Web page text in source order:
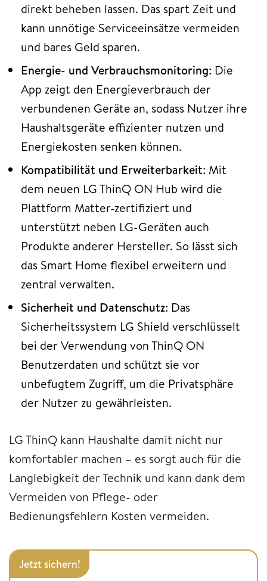
direkt beheben lassen. Das spart Zeit und
kann unnötige Serviceeinsätze vermeiden
und bares Geld sparen.
Energie- und Verbrauchsmonitoring: Die
App zeigt den Energieverbrauch der
verbundenen Geräte an, sodass Nutzer ihre
Haushaltsgeräte effizienter nutzen und
Energiekosten senken können.
Kompatibilität und Erweiterbarkeit: Mit
dem neuen LG ThinQ ON Hub wird die
Plattform Matter-zertifiziert und
unterstützt neben LG-Geräten auch
Produkte anderer Hersteller. So lässt sich
das Smart Home flexibel erweitern und
zentral verwalten.
Sicherheit und Datenschutz: Das
Sicherheitssystem LG Shield verschlüsselt
bei der Verwendung von ThinQ ON
Benutzerdaten und schützt sie vor
unbefugtem Zugriff, um die Privatsphäre
der Nutzer zu gewährleisten.
LG ThinQ kann Haushalte damit nicht nur
komfortabler machen – es sorgt auch für die
Langlebigkeit der Technik und kann dank dem
Vermeiden von Pflege- oder
Bedienungsfehlern Kosten vermeiden.
Jetzt sichern!